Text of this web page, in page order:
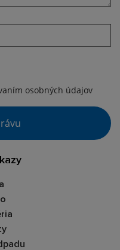
osobných údajov